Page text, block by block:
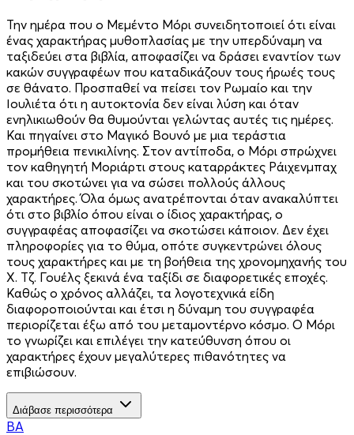
Την ημέρα που ο Μεμέντο Μόρι συνειδητοποιεί ότι είναι
ένας χαρακτήρας μυθοπλασίας με την υπερδύναμη να
ταξιδεύει στα βιβλία, αποφασίζει να δράσει εναντίον των
κακών συγγραφέων που καταδικάζουν τους ήρωές τους
σε θάνατο. Προσπαθεί να πείσει τον Ρωμαίο και την
Ιουλιέτα ότι η αυτοκτονία δεν είναι λύση και όταν
ενηλικιωθούν θα θυμούνται γελώντας αυτές τις ημέρες.
Και πηγαίνει στο Μαγικό Βουνό με μια τεράστια
προμήθεια πενικιλίνης. Στον αντίποδα, ο Μόρι σπρώχνει
τον καθηγητή Μοριάρτι στους καταρράκτες Ράιχενμπαχ
και του σκοτώνει για να σώσει πολλούς άλλους
χαρακτήρες. Όλα όμως ανατρέπονται όταν ανακαλύπτει
ότι στο βιβλίο όπου είναι ο ίδιος χαρακτήρας, ο
συγγραφέας αποφασίζει να σκοτώσει κάποιον. Δεν έχει
πληροφορίες για το θύμα, οπότε συγκεντρώνει όλους
τους χαρακτήρες και με τη βοήθεια της χρονομηχανής του
X. Τζ. Γουέλς ξεκινά ένα ταξίδι σε διαφορετικές εποχές.
Καθώς ο χρόνος αλλάζει, τα λογοτεχνικά είδη
διαφοροποιούνται και έτσι η δύναμη του συγγραφέα
περιορίζεται έξω από του μεταμοντέρνο κόσμο. Ο Μόρι
το γνωρίζει και επιλέγει την κατεύθυνση όπου οι
χαρακτήρες έχουν μεγαλύτερες πιθανότητες να
επιβιώσουν.
Διάβασε περισσότερα
BA